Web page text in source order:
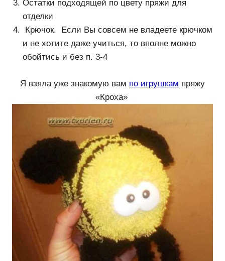
Остатки подходящей по цвету пряжи для
отделки
Крючок. Если Вы совсем не владеете крючком
и не хотите даже учиться, то вполне можно
обойтись и без п. 3-4
Я взяла уже знакомую вам по игрушкам пряжу
«Кроха»